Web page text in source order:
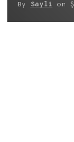
By Sayli on